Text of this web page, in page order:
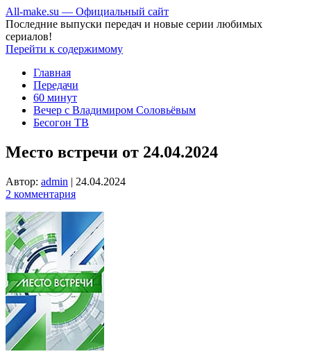
All-make.su — Официальный сайт
Последние выпуски передач и новые серии любимых
сериалов!
Перейти к содержимому
Главная
Передачи
60 минут
Вечер с Владимиром Соловьёвым
Бесогон ТВ
Место встречи от 24.04.2024
Автор: admin | 24.04.2024
2 комментария